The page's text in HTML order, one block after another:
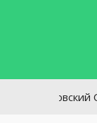
Ростовский ОНФ